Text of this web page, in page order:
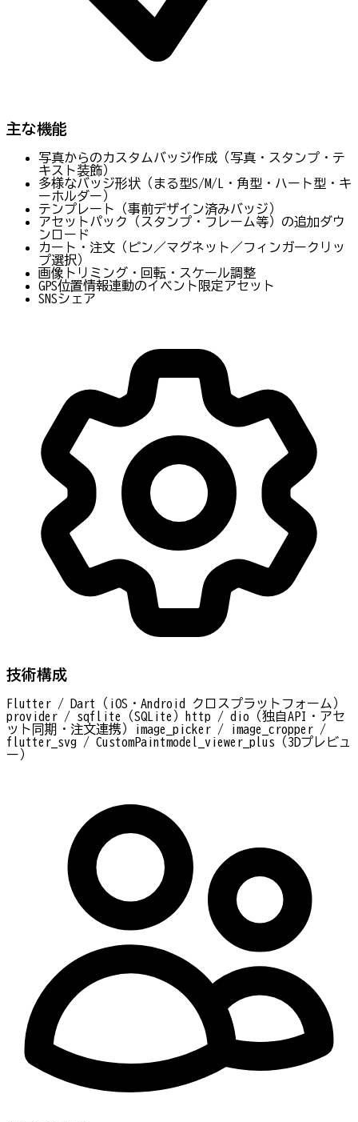
主な機能
写真からのカスタムバッジ作成（写真・スタンプ・テ
キスト装飾）
多様なバッジ形状（まる型S/M/L・角型・ハート型・キ
ーホルダー）
テンプレート（事前デザイン済みバッジ）
アセットパック（スタンプ・フレーム等）の追加ダウ
ンロード
カート・注文（ピン／マグネット／フィンガークリッ
プ選択）
画像トリミング・回転・スケール調整
GPS位置情報連動のイベント限定アセット
SNSシェア
技術構成
Flutter / Dart（iOS・Android クロスプラットフォーム）
provider / sqflite（SQLite）
http / dio（独自API・アセ
ット同期・注文連携）
image_picker / image_cropper /
flutter_svg / CustomPaintmodel_viewer_plus（3Dプレビュ
ー）